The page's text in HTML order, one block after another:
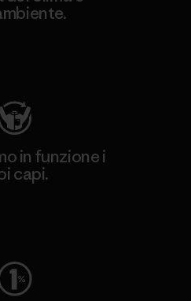
in funzione i
capi.